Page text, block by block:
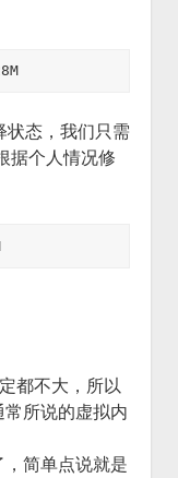
状态，我们只需
据个人情况修
都不大，所以
所说的虚拟内
简单点说就是